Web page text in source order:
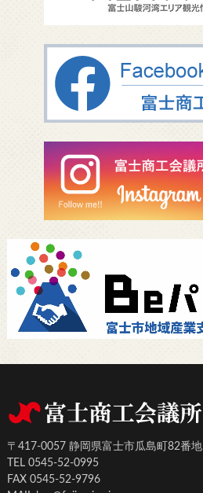
〒417-0057 静岡県富士市瓜島町82番地
TEL 0545-52-0995
FAX 0545-52-9796